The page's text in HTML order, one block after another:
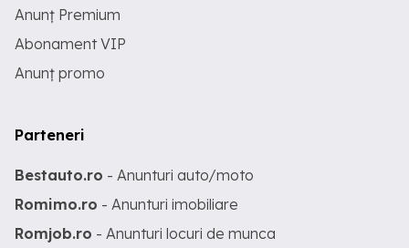
Anunț Premium
Abonament VIP
Anunț promo
Parteneri
Bestauto.ro - Anunturi auto/moto
Romimo.ro - Anunturi imobiliare
Romjob.ro - Anunturi locuri de munca